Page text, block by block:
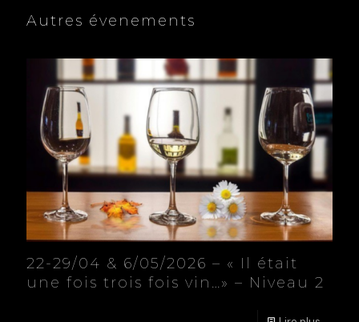
Autres évenements
22-29/04 & 6/05/2026 – « Il était
une fois trois fois vin…» – Niveau 2